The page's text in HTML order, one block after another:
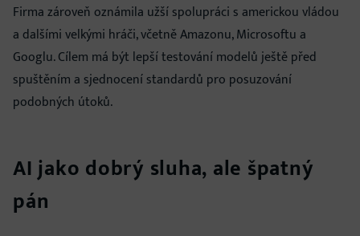
Firma zároveň oznámila užší spolupráci s americkou vládou
a dalšími velkými hráči, včetně Amazonu, Microsoftu a
Googlu. Cílem má být lepší testování modelů ještě před
spuštěním a sjednocení standardů pro posuzování
podobných útoků.
AI jako dobrý sluha, ale špatný
pán